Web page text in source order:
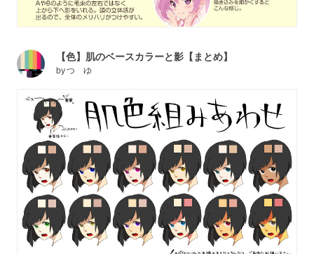
【色】肌のベースカラーと影【まとめ】
byつ ゆ